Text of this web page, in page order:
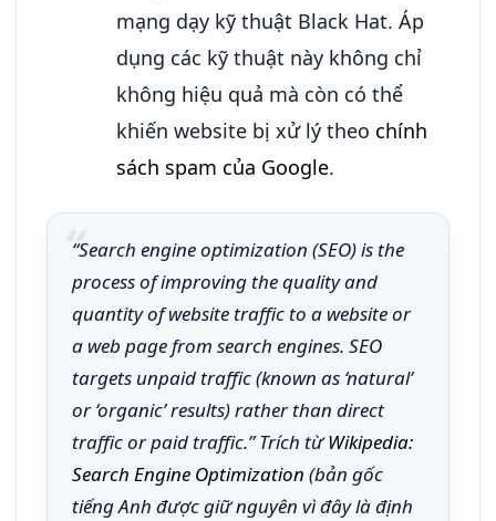
mạng dạy kỹ thuật Black Hat. Áp
dụng các kỹ thuật này không chỉ
không hiệu quả mà còn có thể
khiến website bị xử lý theo chính
sách spam của Google.
“Search engine optimization (SEO) is the
process of improving the quality and
quantity of website traffic to a website or
a web page from search engines. SEO
targets unpaid traffic (known as ‘natural’
or ‘organic’ results) rather than direct
traffic or paid traffic.” Trích từWikipedia:
Search Engine Optimization (bản gốc
tiếng Anh được giữ nguyên vì đây là định